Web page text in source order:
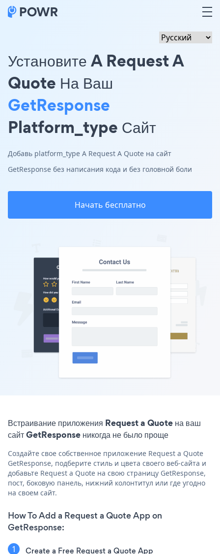
Установите A Request A
Quote На Ваш
GetResponse
Platform_type Сайт
Добавь platform_type A Request A Quote на сайт
GetResponse без написания кода и без головной боли
Начать бесплатно
Встраивание приложения Request a Quote на ваш
сайт GetResponse никогда не было проще
Создайте свое собственное приложение Request a Quote
GetResponse, подберите стиль и цвета своего веб-сайта и
добавьте Request a Quote на свою страницу GetResponse,
пост, боковую панель, нижний колонтитул или где угодно
на своем сайт.
How To Add a Request a Quote App on
GetResponse:
Create a Free Request a Quote App